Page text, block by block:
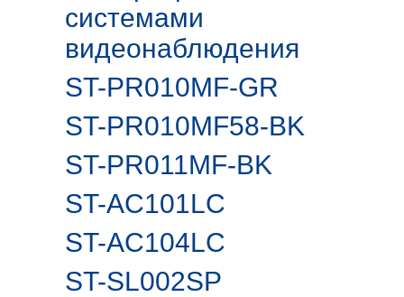
системами
видеонаблюдения
ST-PR010MF-GR
ST-PR010MF58-BK
ST-PR011MF-BK
ST-AC101LC
ST-AC104LC
ST-SL002SP